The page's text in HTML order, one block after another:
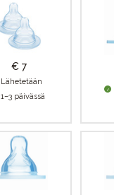
€ 7
Lähetetään
1–3 päivässä